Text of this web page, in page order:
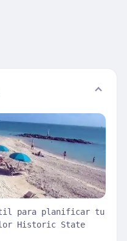
para planificar tu
Historic State